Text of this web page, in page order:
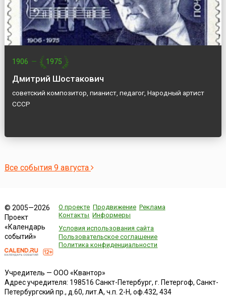
1906 — 1975
Дмитрий Шостакович
советский композитор, пианист, педагог, Народный артист
СССР
Все события 9 августа
© 2005—2026
Проект
«Календарь
событий»
О проекте Продвижение Реклама
Контакты Информеры
Условия использования сайта
Пользовательское соглашение
Политика конфиденциальности
Учредитель — ООО «Квантор»
Адрес учредителя: 198516 Санкт-Петербург, г. Петергоф, Санкт-
Петербургский пр., д.60, лит.А, ч.п. 2-Н, оф.432, 434